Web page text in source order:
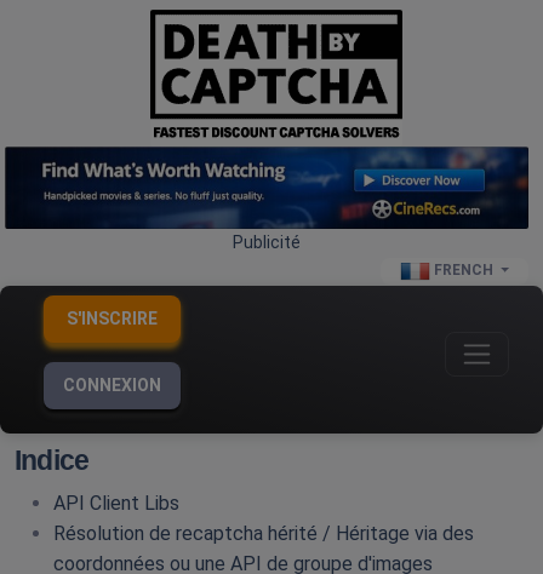
Publicité
FRENCH
S'INSCRIRE
CONNEXION
Indice
API Client Libs
Résolution de recaptcha hérité / Héritage via des
coordonnées ou une API de groupe d'images